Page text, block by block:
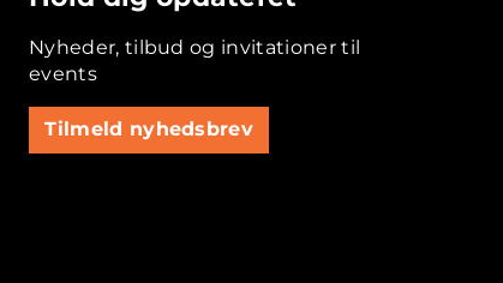
Nyheder, tilbud og invitationer til
events
Tilmeld nyhedsbrev